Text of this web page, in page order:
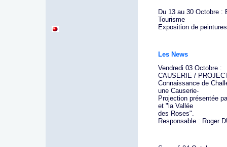
Du 13 au 30 Octobre :
Tourisme
Exposition de
Les News
Vendredi 03 Octobre :
CAUSERIE /
Connaissance de
une Causerie-
Projection présentée
et "la Vallée
des Roses".
Responsable : Roger